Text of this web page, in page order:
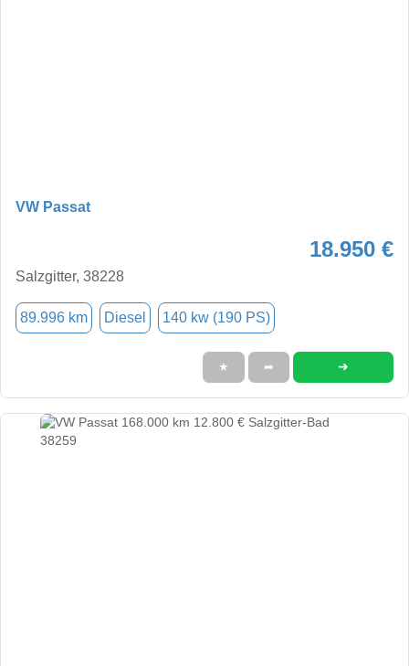
VW Passat
18.950 €
Salzgitter, 38228
89.996 km Diesel 140 kw (190 PS)
★ ➦ ➜